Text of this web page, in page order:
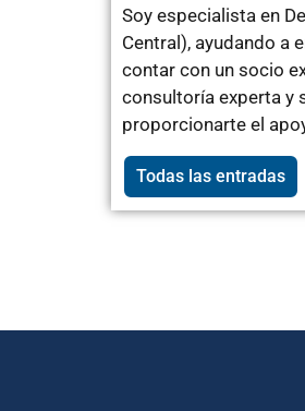
Soy especialista en
Central), ayudando a
contar con un socio
consultoría experta y
proporcionarte el
Todas las entradas